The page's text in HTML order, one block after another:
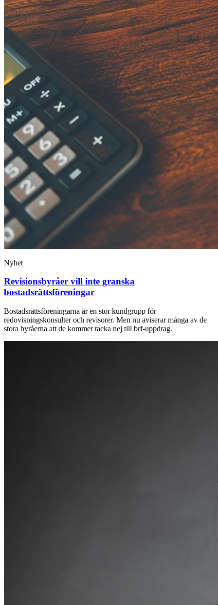
Nyhet
Revisionsbyråer vill inte granska
bostadsrättsföreningar
Bostadsrättsföreningarna är en stor kundgrupp för
redovisningskonsulter och revisorer. Men nu aviserar många av de
stora byråerna att de kommer tacka nej till brf-uppdrag.